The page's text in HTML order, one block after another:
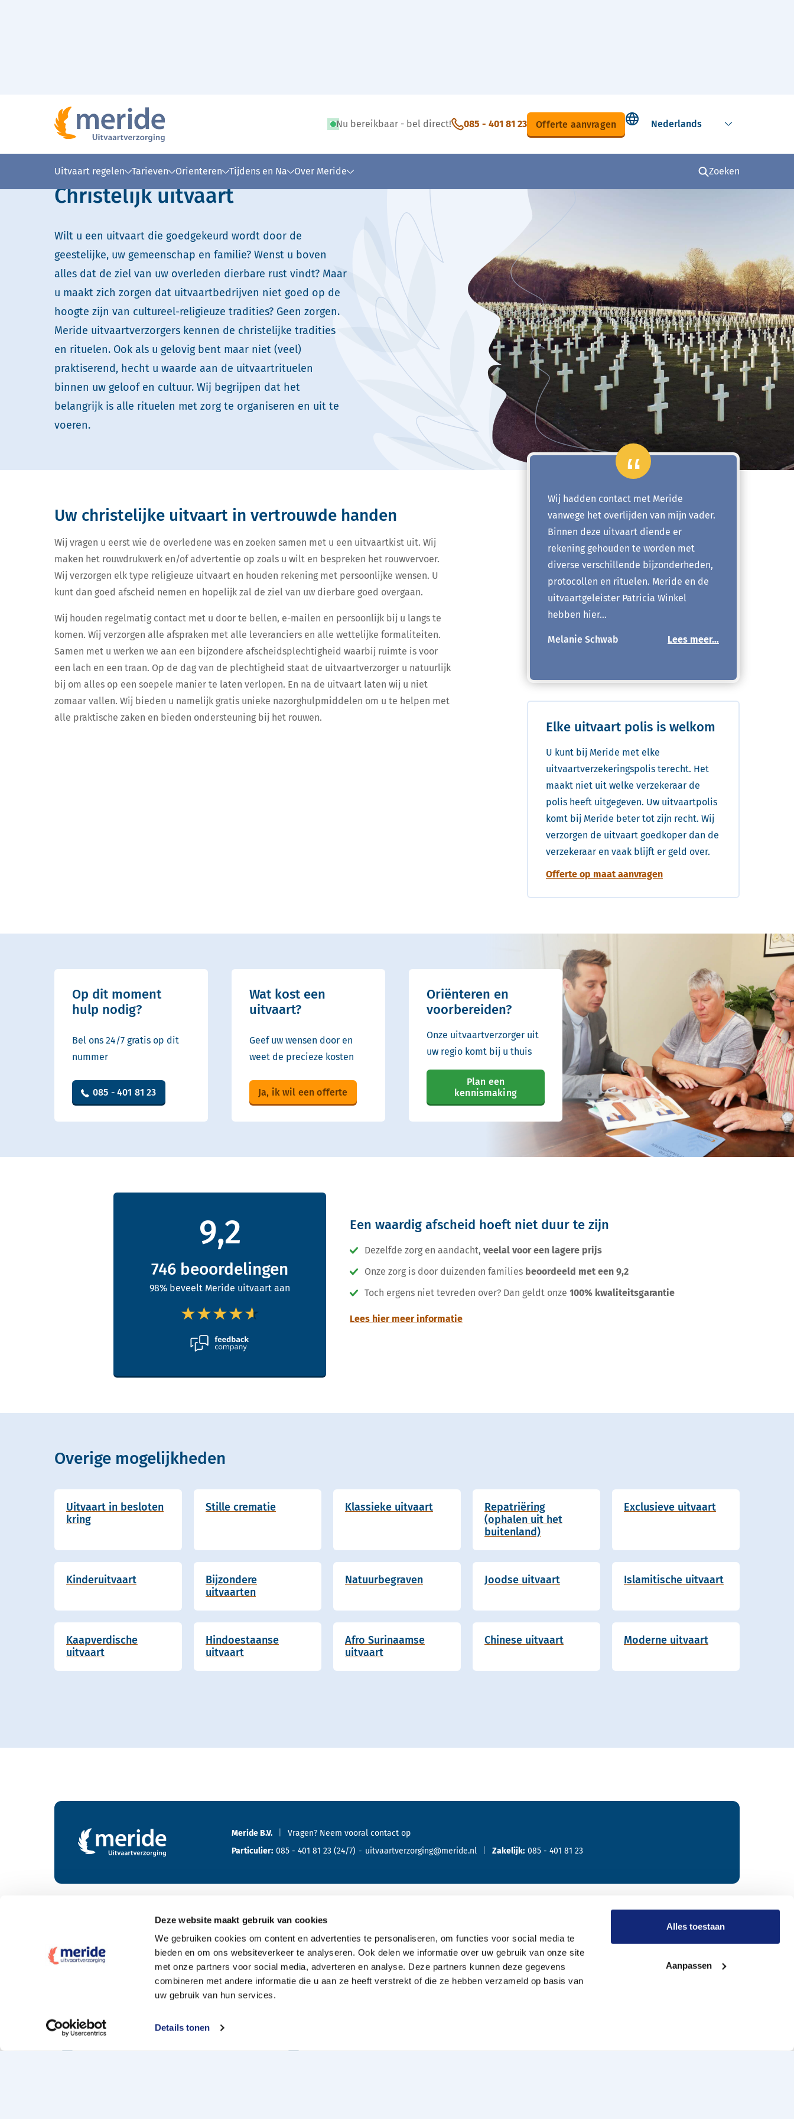
Deze website maakt gebruik van cookies
We gebruiken cookies om content en advertenties te personaliseren, om functies voor social media te
bieden en om ons websiteverkeer te analyseren. Ook delen we informatie over uw gebruik van onze site
met onze partners voor social media, adverteren en analyse. Deze partners kunnen deze gegevens
combineren met andere informatie die u aan ze heeft verstrekt of die ze hebben verzameld op basis van
uw gebruik van hun services.
Details tonen
Alles toestaan
Aanpassen
Nu bereikbaar - bel direct! 085 - 401 81 23 Offerte aanvragen
Select language
Uitvaart regelen Tarieven Orienteren Tijdens en Na Over Meride Zoeken
Home
>
Oriënteren
>
Typen uitvaarten
Lees voor Uitleg woorden Simpele tekst
Christelijk uitvaart
Wilt u een uitvaart die goedgekeurd wordt door de
geestelijke, uw gemeenschap en familie? Wenst u boven
alles dat de ziel van uw overleden dierbare rust vindt? Maar
u maakt zich zorgen dat uitvaartbedrijven niet goed op de
hoogte zijn van cultureel-religieuze tradities? Geen zorgen.
Meride uitvaartverzorgers kennen de christelijke tradities
en rituelen. Ook als u gelovig bent maar niet (veel)
praktiserend, hecht u waarde aan de uitvaartrituelen
binnen uw geloof en cultuur. Wij begrijpen dat het
belangrijk is alle rituelen met zorg te organiseren en uit te
voeren.
Wij hadden contact met Meride
vanwege het overlijden van mijn vader.
Binnen deze uitvaart diende er
rekening gehouden te worden met
diverse verschillende bijzonderheden,
protocollen en rituelen. Meride en de
uitvaartgeleister Patricia Winkel
hebben hier…
Melanie Schwab Lees meer…
Elke uitvaart polis is welkom
U kunt bij Meride met elke
uitvaartverzekeringspolis terecht. Het
maakt niet uit welke verzekeraar de
polis heeft uitgegeven. Uw uitvaartpolis
komt bij Meride beter tot zijn recht. Wij
verzorgen de uitvaart goedkoper dan de
verzekeraar en vaak blijft er geld over.
Offerte op maat aanvragen
Uw christelijke uitvaart in vertrouwde handen
Wij vragen u eerst wie de overledene was en zoeken samen met u een uitvaartkist uit. Wij
maken het rouwdrukwerk en/of advertentie op zoals u wilt en bespreken het rouwvervoer.
Wij verzorgen elk type religieuze uitvaart en houden rekening met persoonlijke wensen. U
kunt dan goed afscheid nemen en hopelijk zal de ziel van uw dierbare goed overgaan.
Wij houden regelmatig contact met u door te bellen, e-mailen en persoonlijk bij u langs te
komen. Wij verzorgen alle afspraken met alle leveranciers en alle wettelijke formaliteiten.
Samen met u werken we aan een bijzondere afscheidsplechtigheid waarbij ruimte is voor
een lach en een traan. Op de dag van de plechtigheid staat de uitvaartverzorger u natuurlijk
bij om alles op een soepele manier te laten verlopen. En na de uitvaart laten wij u niet
zomaar vallen. Wij bieden u namelijk gratis unieke nazorghulpmiddelen om u te helpen met
alle praktische zaken en bieden ondersteuning bij het rouwen.
Op dit moment
hulp nodig?
Bel ons 24/7 gratis op dit
nummer
085 - 401 81 23
Wat kost een
uitvaart?
Geef uw wensen door en
weet de precieze kosten
Ja, ik wil een offerte
Oriënteren en
voorbereiden?
Onze uitvaartverzorger uit
uw regio komt bij u thuis
Plan een
kennismaking
9,2
746 beoordelingen
98% beveelt Meride uitvaart aan
★★★★★
★★★★★
Een waardig afscheid hoeft niet duur te zijn
Dezelfde zorg en aandacht, veelal voor een lagere prijs
Onze zorg is door duizenden families beoordeeld met een 9,2
Toch ergens niet tevreden over? Dan geldt onze 100% kwaliteitsgarantie
Lees hier meer informatie
Overige mogelijkheden
Uitvaart in besloten
kring
Stille crematie Klassieke uitvaart
Repatriëring
(ophalen uit het
buitenland)
Exclusieve uitvaart
Kinderuitvaart
Bijzondere
uitvaarten
Natuurbegraven Joodse uitvaart Islamitische uitvaart
Kaapverdische
uitvaart
Hindoestaanse
uitvaart
Afro Surinaamse
uitvaart
Chinese uitvaart Moderne uitvaart
Contactgegevens en footer menu van Meride
Meride B.V. Vragen? Neem vooral contact op
Particulier: 085 - 401 81 23 (24/7) uitvaartverzorging@meride.nl Zakelijk: 085 - 401 81 23
Wat kost een crematie
Wat kost een begrafenis
Elke uitvaartpolis welkom
Offerte aanvragen
Oriënteren
Offerte aanvragen
Bespreking met de uitvaartverzorger
Onze werkwijze
Wie zijn wij?